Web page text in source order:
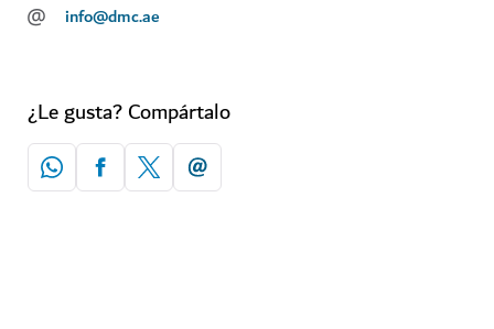
@ info@dmc.ae
¿Le gusta? Compártalo